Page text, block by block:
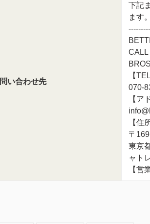
問い合わせ先
下記
ます。
CALL
【
070-
【ア
【住
〒
東京
ャト
【営